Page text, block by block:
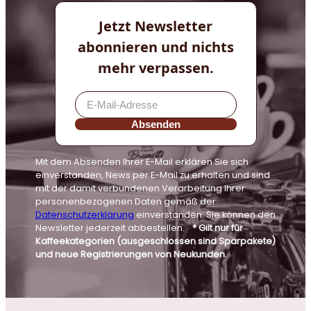
Jetzt Newsletter
abonnieren und nichts
mehr verpassen.
Absenden
Mit dem Absenden Ihrer E-Mail erklären Sie sich
einverstanden, News per E-Mail zu erhalten und sind
mit der damit verbundenen Verarbeitung Ihrer
personenbezogenen Daten gemäß der
Datenschutzerklärung einverstanden. Sie können den
Newsletter jederzeit abbestellen.* Gilt nur für
Kaffeekategorien (ausgeschlossen sind Sparpakete)
und neue Registrierungen von Neukunden.